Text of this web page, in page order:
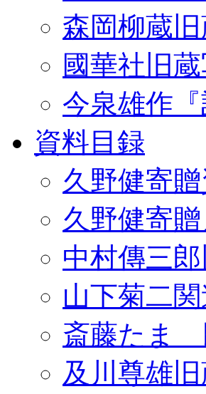
森岡柳蔵
國華社旧
今泉雄作『
資料目録
久野健寄
久野健寄
中村傳三
山下菊二
斎藤たま
及川尊雄